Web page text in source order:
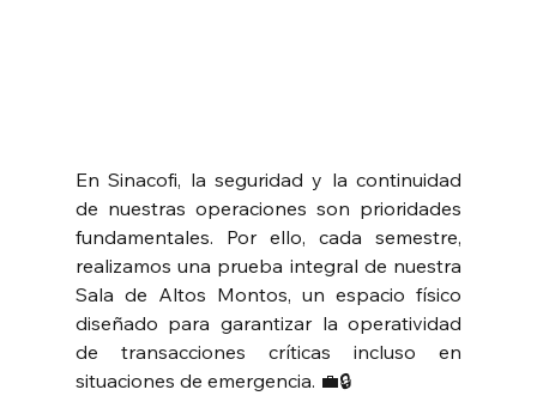
En Sinacofi, la seguridad y la continuidad
de nuestras operaciones son prioridades
fundamentales. Por ello, cada semestre,
realizamos una prueba integral de nuestra
Sala de Altos Montos, un espacio físico
diseñado para garantizar la operatividad
de transacciones críticas incluso en
situaciones de emergencia. 💼🔒